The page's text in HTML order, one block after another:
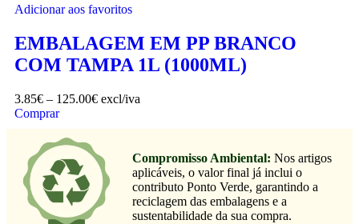
Adicionar aos favoritos
EMBALAGEM EM PP BRANCO
COM TAMPA 1L (1000ML)
3.85€ – 125.00€ excl/iva
Comprar
Compromisso Ambiental: Nos artigos
aplicáveis, o valor final já inclui o
contributo Ponto Verde, garantindo a
reciclagem das embalagens e a
sustentabilidade da sua compra.